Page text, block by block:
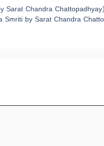
Sarat Chandra Chattopadhyay)
Smriti by Sarat Chandra